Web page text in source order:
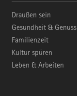
Draußen sein
Gesundheit & Genuss
Familienzeit
Kultur spüren
Leben & Arbeiten